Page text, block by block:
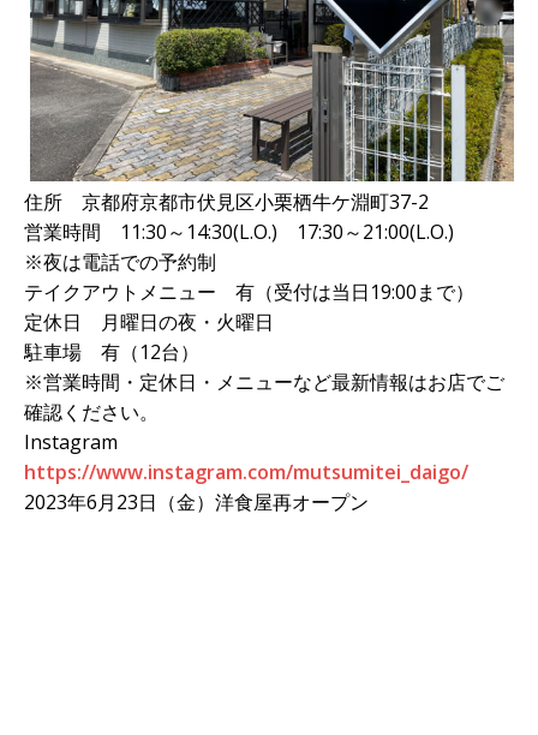
住所 京都府京都市伏見区小栗栖牛ケ淵町37-2
営業時間 11:30～14:30(L.O.) 17:30～21:00(L.O.)
※夜は電話での予約制
テイクアウトメニュー 有（受付は当日19:00まで）
定休日 月曜日の夜・火曜日
駐車場 有（12台）
※営業時間・定休日・メニューなど最新情報はお店でご
確認ください。
Instagram
https://www.instagram.com/mutsumitei_daigo/
2023年6月23日（金）洋食屋再オープン